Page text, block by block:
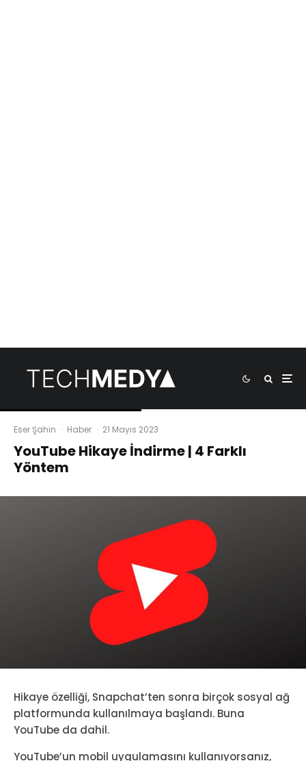
Eser Şahin · Haber · 21 Mayıs 2023
YouTube Hikaye İndirme | 4 Farklı
Yöntem
Hikaye özelliği, Snapchat’ten sonra birçok sosyal ağ
platformunda kullanılmaya başlandı. Buna
YouTube da dahil.
YouTube’un mobil uygulamasını kullanıyorsanız,